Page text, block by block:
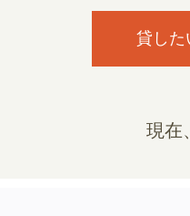
貸した
現在